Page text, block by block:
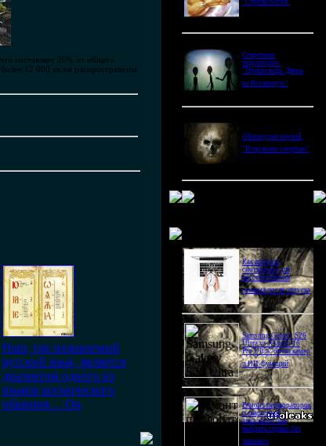
составляет 20% от общего
12 000 кв.км распространены
Наш, так называемый
русский язык, является
диалектом одного из
языков космического
общения… Он
"Стрелы богов"
Секретные
территории.
"Пришельцы. Дверь
во Вселенную"
Обманутые наукой.
"Исцеление смертью"
Как выбрать
снотворное для
восстановления
режима после отпуска
Samsung Galaxy S26
Ultra vs Xiaomi 16
Pro Ultra: битва камер
и ИИ-функций
Ремонт перфораторов
и сварочных
аппаратов: как
выбрать сервис без
лишнего